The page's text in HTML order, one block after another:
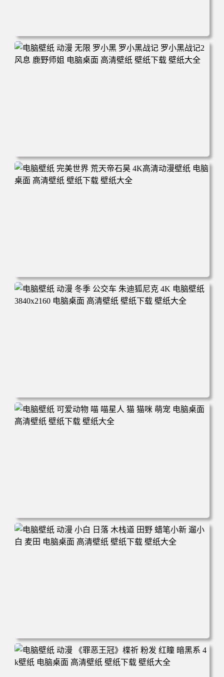
电脑壁纸 柯南和小兰背靠背 夕阳 日落 4K动漫壁纸 电脑桌
面 高清壁纸 壁纸下载 壁纸大全
电脑壁纸 动漫 无限 罗小黑 罗小黑战记 罗小黑战记2 风息
鹿野师姐 电脑桌面 高清壁纸 壁纸下载 壁纸大全
电脑壁纸 完美世界 荒天帝石昊 4K高清动漫壁纸 电脑桌面
高清壁纸 壁纸下载 壁纸大全
电脑壁纸 动漫 冬季 公交车 朱迪狐尼克 4K 电脑壁纸 3840x2
160 电脑桌面 高清壁纸 壁纸下载 壁纸大全
电脑壁纸 可爱动物 喵 喵星人 猫 猫咪 萌宠 电脑桌面 高清壁
纸 壁纸下载 壁纸大全
电脑壁纸 动漫 小白 日落 木栈道 田野 蜡笔小新 遛小白 麦田
电脑桌面 高清壁纸 壁纸下载 壁纸大全